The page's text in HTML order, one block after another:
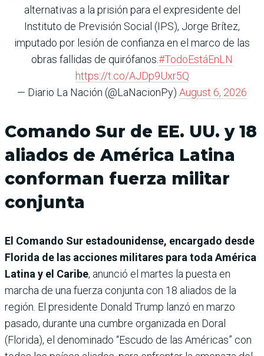
alternativas a la prisión para el expresidente del
Instituto de Previsión Social (IPS), Jorge Brítez,
imputado por lesión de confianza en el marco de las
obras fallidas de quirófanos.#TodoEstáEnLN
https://t.co/AJDp9Uxr5Q
— Diario La Nación (@LaNacionPy) August 6, 2026
Comando Sur de EE. UU. y 18
aliados de América Latina
conforman fuerza militar
conjunta
El Comando Sur estadounidense, encargado desde
Florida de las acciones militares para toda América
Latina y el Caribe, anunció el martes la puesta en
marcha de una fuerza conjunta con 18 aliados de la
región. El presidente Donald Trump lanzó en marzo
pasado, durante una cumbre organizada en Doral
(Florida), el denominado “Escudo de las Américas” con